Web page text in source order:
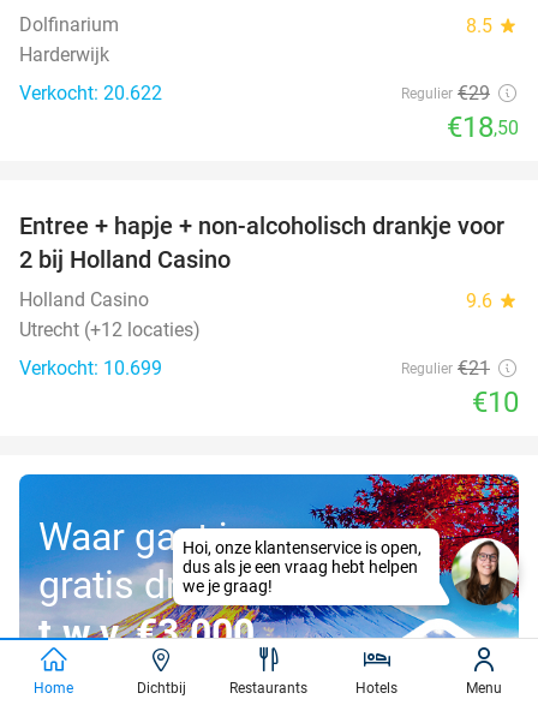
Dolfinarium 8.5 star
Harderwijk
Verkocht: 20.622
Regulier €29
€18,50
52%
Entree + hapje + non-alcoholisch drankje voor
2 bij Holland Casino
Holland Casino 9.6 star
Utrecht (+12 locaties)
Verkocht: 10.699
Regulier €21
€10
Waar gaat jouw
gratis droomreis
t.w.v. €3.000
naartoe?
Home Dichtbij Restaurants Hotels Menu